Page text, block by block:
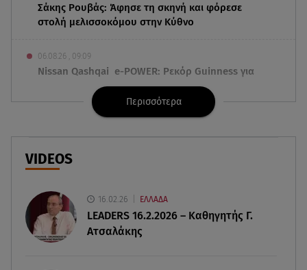
Σάκης Ρουβάς: Άφησε τη σκηνή και φόρεσε
στολή μελισσοκόμου στην Κύθνο
06.08.26 , 09:09
Nissan Qashqai e-POWER: Ρεκόρ Guinness για
την αυτονομία του
Λάμπρος Κωνσταντάρας: «Τα πρώτα μου
Μαρία Κάλλας: Όταν η ντίβα της όπερας μίλησε
σπαστά ελληνικά στο ραδιόφωνο
Περισσότερα
VIDEOS
16.02.26 ΕΛΛΑΔΑ
LEADERS 16.2.2026 – Καθηγητής Γ.
Ατσαλάκης